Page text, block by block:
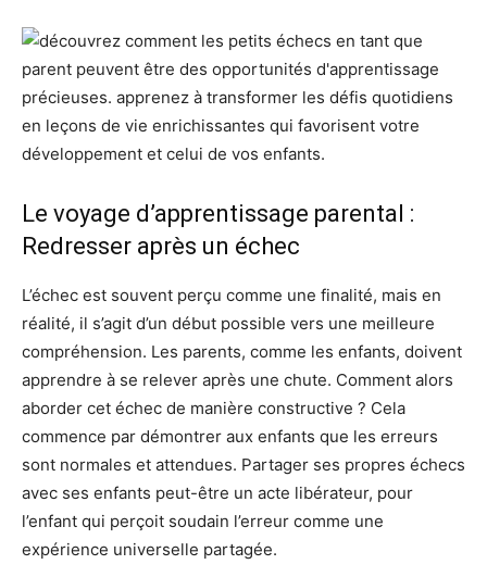
Le voyage d’apprentissage parental :
Redresser après un échec
L’échec est souvent perçu comme une finalité, mais en
réalité, il s’agit d’un début possible vers une meilleure
compréhension. Les parents, comme les enfants, doivent
apprendre à se relever après une chute. Comment alors
aborder cet échec de manière constructive ? Cela
commence par démontrer aux enfants que les erreurs
sont normales et attendues. Partager ses propres échecs
avec ses enfants peut-être un acte libérateur, pour
l’enfant qui perçoit soudain l’erreur comme une
expérience universelle partagée.